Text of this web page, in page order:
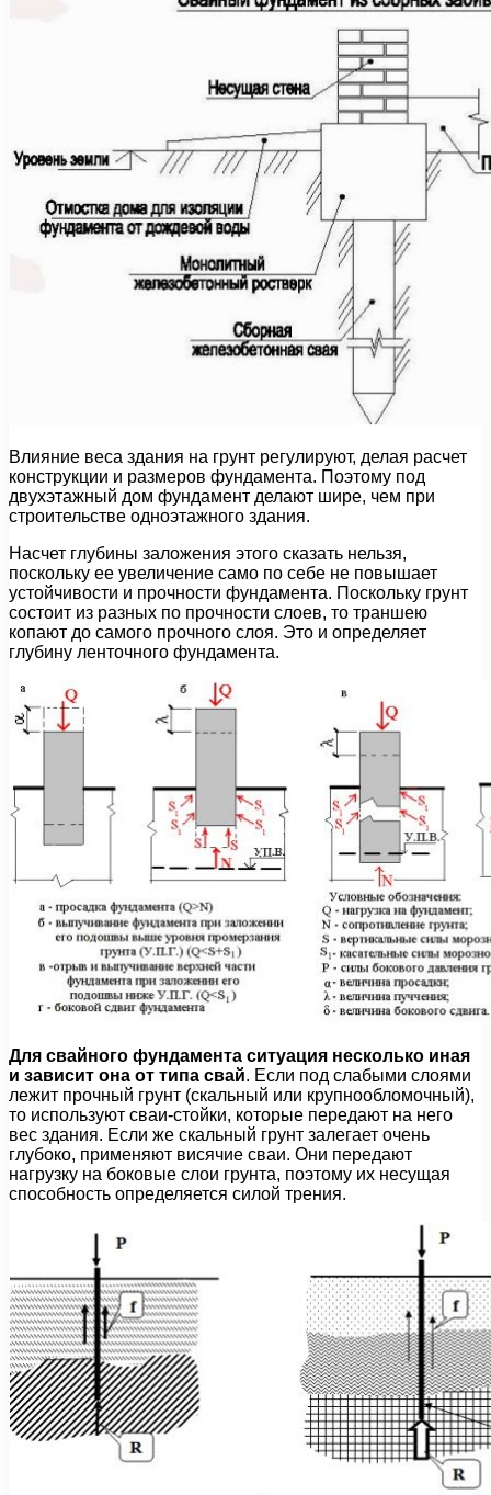
Влияние веса здания на грунт регулируют, делая расчет
конструкции и размеров фундамента. Поэтому под
двухэтажный дом фундамент делают шире, чем при
строительстве одноэтажного здания.
Насчет глубины заложения этого сказать нельзя,
поскольку ее увеличение само по себе не повышает
устойчивости и прочности фундамента. Поскольку грунт
состоит из разных по прочности слоев, то траншею
копают до самого прочного слоя. Это и определяет
глубину ленточного фундамента.
Для свайного фундамента ситуация несколько иная
и зависит она от типа свай. Если под слабыми слоями
лежит прочный грунт (скальный или крупнообломочный),
то используют сваи-стойки, которые передают на него
вес здания. Если же скальный грунт залегает очень
глубоко, применяют висячие сваи. Они передают
нагрузку на боковые слои грунта, поэтому их несущая
способность определяется силой трения.